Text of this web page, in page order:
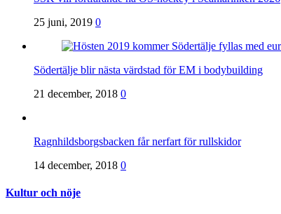
25 juni, 2019 0
Södertälje blir nästa värdstad för EM i bodybuilding
21 december, 2018 0
Ragnhildsborgsbacken får nerfart för rullskidor
14 december, 2018 0
Kultur och nöje